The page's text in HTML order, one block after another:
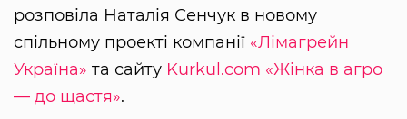
розповіла Наталія Сенчук в новому
спільному проекті компанії «Лімагрейн
Україна» та сайту Kurkul.com «Жінка в агро
— до щастя».